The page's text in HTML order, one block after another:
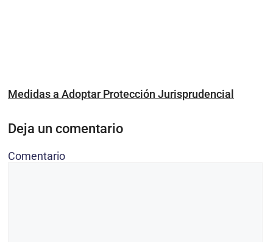
Medidas a Adoptar Protección Jurisprudencial
Deja un comentario
Comentario